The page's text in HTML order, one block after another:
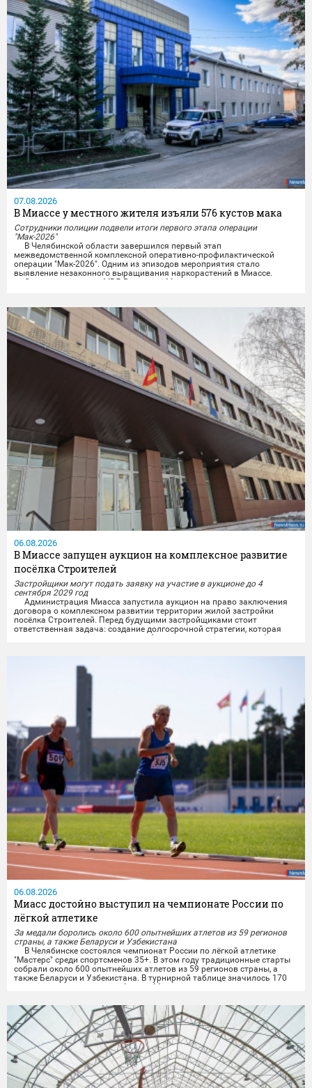
07.08.2026
В Миассе у местного жителя изъяли 576 кустов мака
Сотрудники полиции подвели итоги первого этапа операции
"Мак-2026"
В Челябинской области завершился первый этап
межведомственной комплексной оперативно-профилактической
операции "Мак-2026". Одним из эпизодов мероприятия стало
выявление незаконного выращивания наркорастений в Миассе.
Сотрудники отдела МВД России по Миассу совместно с
жителя,...
06.08.2026
В Миассе запущен аукцион на комплексное развитие
посёлка Строителей
Застройщики могут подать заявку на участие в аукционе до 4
сентября 2029 год
Администрация Миасса запустила аукцион на право заключения
договора о комплексном развитии территории жилой застройки
посёлка Строителей.️ Перед будущими застройщиками стоит
ответственная задача: создание долгосрочной стратегии, которая
свяжет разные важные элементы (жильё, транспорт, досуг, рабочие
06.08.2026
Миасс достойно выступил на чемпионате России по
лёгкой атлетике
За медали боролись около 600 опытнейших атлетов из 59 регионов
страны, а также Беларуси и Узбекистана
В Челябинске состоялся чемпионат России по лёгкой атлетике
"Мастерс" среди спортсменов 35+. В этом году традиционные старты
собрали около 600 опытнейших атлетов из 59 регионов страны, а
также Беларуси и Узбекистана. В турнирной таблице значилось 170
городов, среди которых и сборная Миасса.
личных дистанциях и в командной эстафете....